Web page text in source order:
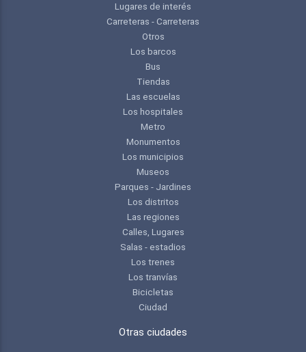
Lugares de interés
Carreteras - Carreteras
Otros
Los barcos
Bus
Tiendas
Las escuelas
Los hospitales
Metro
Monumentos
Los municipios
Museos
Parques - Jardines
Los distritos
Las regiones
Calles, Lugares
Salas - estadios
Los trenes
Los tranvías
Bicicletas
Ciudad
Otras ciudades